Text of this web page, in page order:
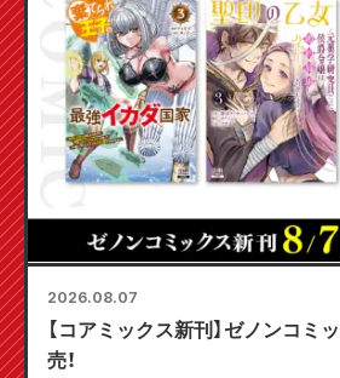
2026.08.07
【コアミックス新刊】ゼノンコミ
売！